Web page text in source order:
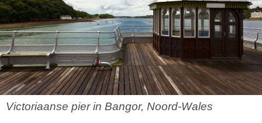
Victoriaanse pier in Bangor, Noord-Wales